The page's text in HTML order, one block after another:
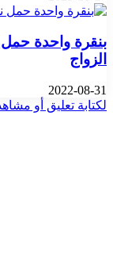
بنقرة واحدة
الزواج
2022-08-31
لكتابة تعليق أو